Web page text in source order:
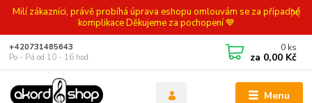
Milí zákazníci, právě probíhá úprava eshopu omlouvám se za případné
komplikace Děkujeme za pochopení 💙
Menu
+420731485643
Po - Pá od 10 - 16 hod.
0 ks
za 0,00 Kč